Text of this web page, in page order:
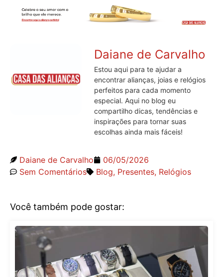
Daiane de Carvalho
Estou aqui para te ajudar a
encontrar alianças, joias e relógios
perfeitos para cada momento
especial. Aqui no blog eu
compartilho dicas, tendências e
inspirações para tornar suas
escolhas ainda mais fáceis!
Daiane de Carvalho
06/05/2026
Sem Comentários
Blog, Presentes, Relógios
Você também pode gostar: